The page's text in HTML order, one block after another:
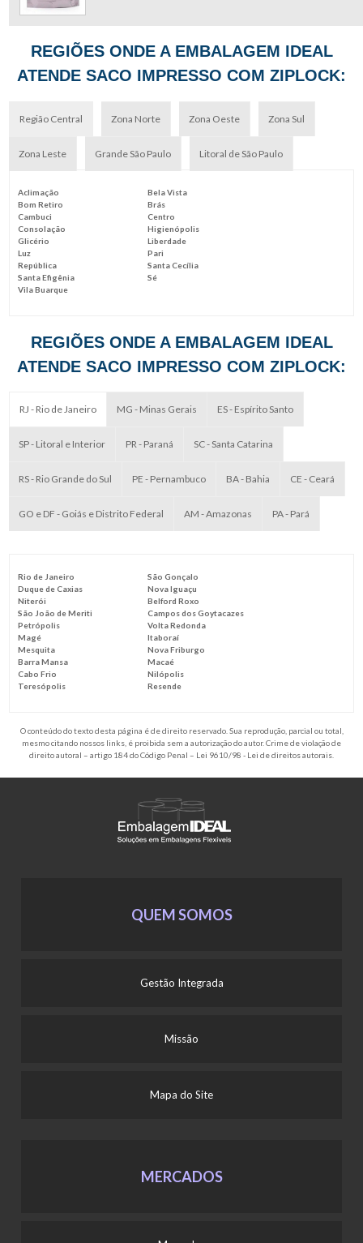
REGIÕES ONDE A EMBALAGEM IDEAL
ATENDE SACO IMPRESSO COM ZIPLOCK:
Região Central Zona Norte Zona Oeste Zona Sul
Zona Leste Grande São Paulo Litoral de São Paulo
Aclimação
Bela Vista
Bom Retiro
Brás
Cambuci
Centro
Consolação
Higienópolis
Glicério
Liberdade
Luz
Pari
República
Santa Cecília
Santa Efigênia
Sé
Vila Buarque
REGIÕES ONDE A EMBALAGEM IDEAL
ATENDE SACO IMPRESSO COM ZIPLOCK:
RJ - Rio de Janeiro MG - Minas Gerais ES - Espírito Santo
SP - Litoral e Interior PR - Paraná SC - Santa Catarina
RS - Rio Grande do Sul PE - Pernambuco BA - Bahia CE - Ceará
GO e DF - Goiás e Distrito Federal AM - Amazonas PA - Pará
Rio de Janeiro
São Gonçalo
Duque de Caxias
Nova Iguaçu
Niterói
Belford Roxo
São João de Meriti
Campos dos Goytacazes
Petrópolis
Volta Redonda
Magé
Itaboraí
Mesquita
Nova Friburgo
Barra Mansa
Macaé
Cabo Frio
Nilópolis
Teresópolis
Resende
O conteúdo do texto desta página é de direito reservado. Sua reprodução, parcial ou total,
mesmo citando nossos links, é proibida sem a autorização do autor. Crime de violação de
direito autoral – artigo 184 do Código Penal – Lei 9610/98 - Lei de direitos autorais
QUEM SOMOS
Gestão Integrada
Missão
Mapa do Site
MERCADOS